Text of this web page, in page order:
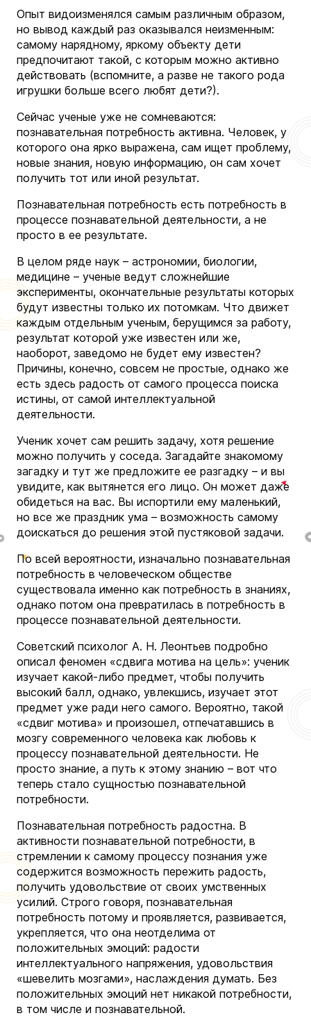
Опыт видоизменялся самым различным образом,
но вывод каждый раз оказывался неизменным:
самому нарядному, яркому объекту дети
предпочитают такой, с которым можно активно
действовать (вспомните, а разве не такого рода
игрушки больше всего любят дети?).
Сейчас ученые уже не сомневаются:
познавательная потребность активна. Человек, у
которого она ярко выражена, сам ищет проблему,
новые знания, новую информацию, он сам хочет
получить тот или иной результат.
Познавательная потребность есть потребность в
процессе познавательной деятельности, а не
просто в ее результате.
В целом ряде наук – астрономии, биологии,
медицине – ученые ведут сложнейшие
эксперименты, окончательные результаты которых
будут известны только их потомкам. Что движет
каждым отдельным ученым, берущимся за работу,
результат которой уже известен или же,
наоборот, заведомо не будет ему известен?
Причины, конечно, совсем не простые, однако же
есть здесь радость от самого процесса поиска
истины, от самой интеллектуальной
деятельности.
Ученик хочет сам решить задачу, хотя решение
можно получить у соседа. Загадайте знакомому
загадку и тут же предложите ее разгадку – и вы
увидите, как вытянется его лицо. Он может даже
обидеться на вас. Вы испортили ему маленький,
но все же праздник ума – возможность самому
доискаться до решения этой пустяковой задачи.
По всей вероятности, изначально познавательная
потребность в человеческом обществе
существовала именно как потребность в знаниях,
однако потом она превратилась в потребность в
процессе познавательной деятельности.
Советский психолог А. Н. Леонтьев подробно
описал феномен «сдвига мотива на цель»: ученик
изучает какой-либо предмет, чтобы получить
высокий балл, однако, увлекшись, изучает этот
предмет уже ради него самого. Вероятно, такой
«сдвиг мотива» и произошел, отпечатавшись в
мозгу современного человека как любовь к
процессу познавательной деятельности. Не
просто знание, а путь к этому знанию – вот что
теперь стало сущностью познавательной
потребности.
Познавательная потребность радостна. В
активности познавательной потребности, в
стремлении к самому процессу познания уже
содержится возможность пережить радость,
получить удовольствие от своих умственных
усилий. Строго говоря, познавательная
потребность потому и проявляется, развивается,
укрепляется, что она неотделима от
положительных эмоций: радости
интеллектуального напряжения, удовольствия
«шевелить мозгами», наслаждения думать. Без
положительных эмоций нет никакой потребности,
в том числе и познавательной.